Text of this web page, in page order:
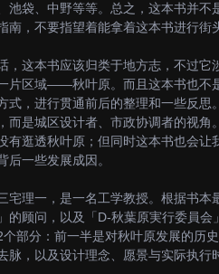
袋、中野等等。总之，这本书并不
南，不要指望着能拿着这本书进行街
，这本书应该归类于地方志，不过
片区域——秋叶原。而且这本书也不
式，进行贯通前后的整理和一些反
而是城区设计者、市政协调者的视
有逛透秋叶原；但同时这本书也会
后一些发展成因。
宅理一，是一名工学教授。根据书
的顾问，以及「D-秋葉原実行委員
部分：前一半是对秋叶原发展的历
脉，以及设计理念、愿景与实际执行